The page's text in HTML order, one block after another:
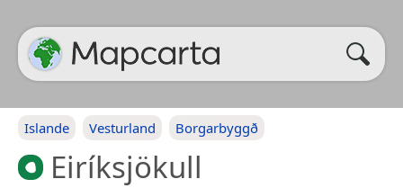
Islande Vesturland Borgarbyggð
Eiríksjökull